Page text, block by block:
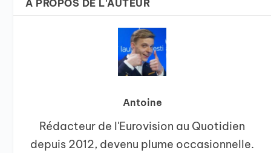
A PROPOS DE L'AUTEUR
Antoine
Rédacteur de l'Eurovision au Quotidien
depuis 2012, devenu plume occasionnelle.